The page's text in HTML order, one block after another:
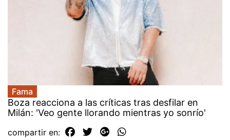
Fama
Boza reacciona a las críticas tras desfilar en
Milán: 'Veo gente llorando mientras yo sonrío'
compartir en: